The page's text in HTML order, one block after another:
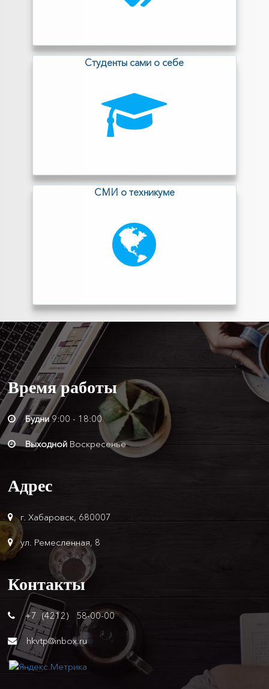
Cтуденты сами о себе
СМИ о техникуме
Времяработы
Будни9:00 - 18:00
Выходной Воскресенье
Адрес
г. Хабаровск, 680007
ул. Ремесленная, 8
Контакты
+7 (4212) 58-00-00
hkvtp@inbox.ru